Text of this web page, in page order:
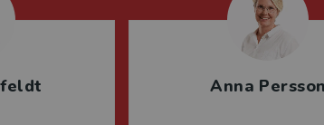
Anna